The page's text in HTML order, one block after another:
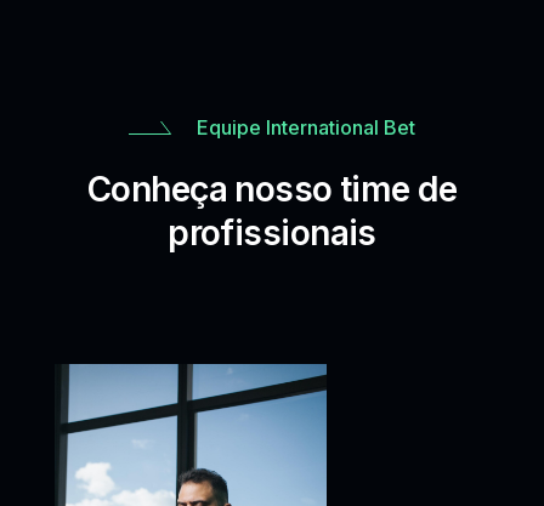
Equipe International Bet
Conheça nosso time de
profissionais